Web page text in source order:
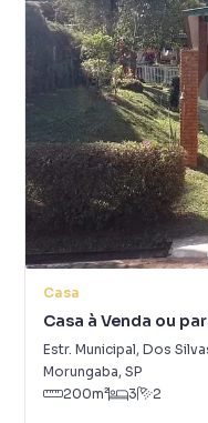
Casa
Casa à Venda ou
Estr. Municipal, Dos
Morungaba, SP
200m² 3 2